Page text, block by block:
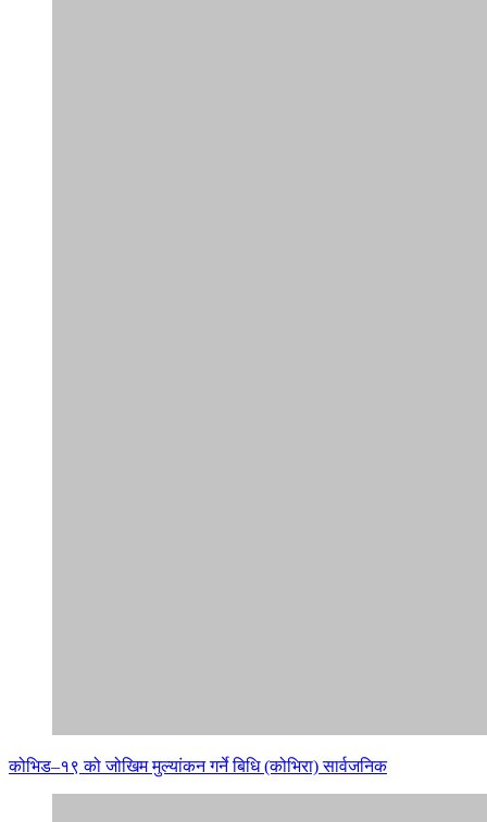
कोभिड–१९ को जोखिम मुल्यांकन गर्ने बिधि (कोभिरा) सार्वजनिक